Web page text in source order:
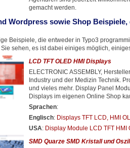
gemacht werden.
Wordpress sowie Shop
Beispiele, die entweder in Typo3
sehen, es ist dabei einiges möglich,
LCD TFT OLED HMI Displays
ELECTRONIC ASSEMBLY,
Industry und der Medizin Technik.
und vieles mehr. Display Panel
Displays im eigenen Online Shop
Sprachen:
Englisch: Displays TFT LCD, HMI
USA: Display Module LCD TFT HMI
SMD Quarze SMD Kristall und